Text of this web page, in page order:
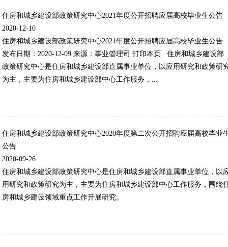
住房和城乡建设部政策研究中心2021年度公开招聘应届高校毕业生公告
2020-12-10
住房和城乡建设部政策研究中心2021年度公开招聘应届高校毕业生公告
发布日期：2020-12-09 来源：事业管理司 打印本页 住房和城乡建设部
政策研究中心是住房和城乡建设部直属事业单位，以应用研究和政策研
为主，主要为住房和城乡建设部中心工作服务，...
住房和城乡建设部政策研究中心2020年度第二次公开招聘应届高校毕业
公告
2020-09-26
住房和城乡建设部政策研究中心是住房和城乡建设部直属事业单位，以
用研究和政策研究为主，主要为住房和城乡建设部中心工作服务，围绕
房和城乡建设领域重点工作开展研究。